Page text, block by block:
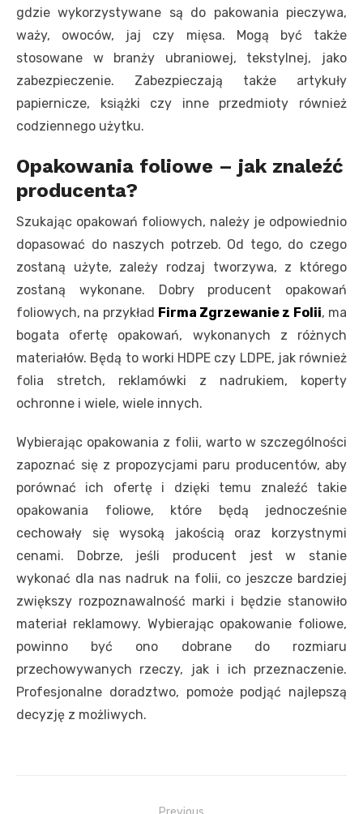
gdzie wykorzystywane są do pakowania pieczywa,
waży, owoców, jaj czy mięsa. Mogą być także
stosowane w branży ubraniowej, tekstylnej, jako
zabezpieczenie. Zabezpieczają także artykuły
papiernicze, książki czy inne przedmioty również
codziennego użytku.
Opakowania foliowe – jak znaleźć
producenta?
Szukając opakowań foliowych, należy je odpowiednio
dopasować do naszych potrzeb. Od tego, do czego
zostaną użyte, zależy rodzaj tworzywa, z którego
zostaną wykonane. Dobry producent opakowań
foliowych, na przykład Firma Zgrzewanie z Folii, ma
bogata ofertę opakowań, wykonanych z różnych
materiałów. Będą to worki HDPE czy LDPE, jak również
folia stretch, reklamówki z nadrukiem, koperty
ochronne i wiele, wiele innych.
Wybierając opakowania z folii, warto w szczególności
zapoznać się z propozycjami paru producentów, aby
porównać ich ofertę i dzięki temu znaleźć takie
opakowania foliowe, które będą jednocześnie
cechowały się wysoką jakością oraz korzystnymi
cenami. Dobrze, jeśli producent jest w stanie
wykonać dla nas nadruk na folii, co jeszcze bardziej
zwiększy rozpoznawalność marki i będzie stanowiło
materiał reklamowy. Wybierając opakowanie foliowe,
powinno być ono dobrane do rozmiaru
przechowywanych rzeczy, jak i ich przeznaczenie.
Profesjonalne doradztwo, pomoże podjąć najlepszą
decyzję z możliwych.